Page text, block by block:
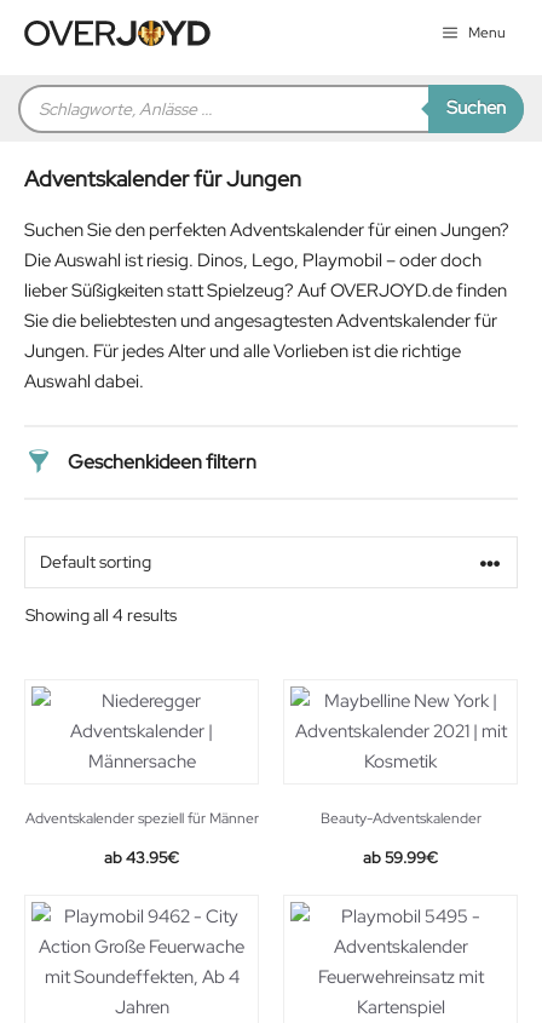
Inhalt
Menu
Products
search Suchen
Adventskalender für Jungen
Suchen Sie den perfekten Adventskalender für einen Jungen?
Die Auswahl ist riesig. Dinos, Lego, Playmobil – oder doch
lieber Süßigkeiten statt Spielzeug? Auf OVERJOYD.de finden
Sie die beliebtesten und angesagtesten Adventskalender für
Jungen. Für jedes Alter und alle Vorlieben ist die richtige
Auswahl dabei.
Geschenkideen filtern
Alter
Beziehung
Showing all 4 results
Adventskalender speziell für Männer
Original
was:
43.95€Current
is:
43.95€.
Beauty-Adventskalender
59.99€